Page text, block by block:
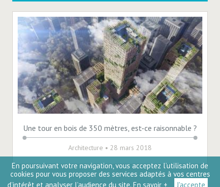
En poursuivant votre navigation, vous acceptez l’utilisation de
cookies pour vous proposer des services adaptés à vos centres
d’intérêt et analyser l’audience du site. En savoir + J'accepte
Une tour en bois de 350 mètres, est-ce raisonnable ?
Architecture • 28 mars 2018